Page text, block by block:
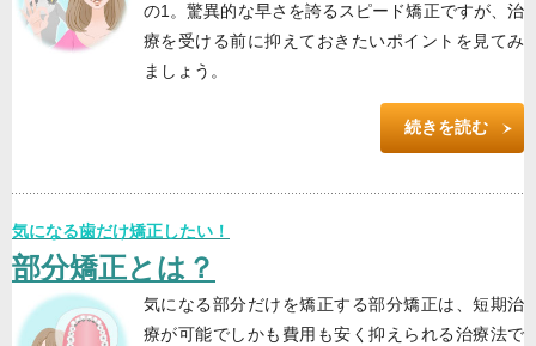
の1。驚異的な早さを誇るスピード矯正ですが、治
療を受ける前に抑えておきたいポイントを見てみ
ましょう。
続きを読む
気になる歯だけ矯正したい！
部分矯正とは？
気になる部分だけを矯正する部分矯正は、短期治
療が可能でしかも費用も安く抑えられる治療法で